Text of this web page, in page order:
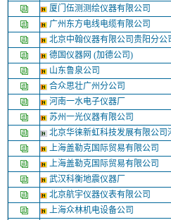
厦门伍测测绘仪器有限公司
广州东方电线电缆有限公司
北京中翰仪器有限公司贵阳分公
德国仪器网 (加德公司)
山东鲁泉公司
合众思壮广州分公司
河南一水电子仪器厂
苏州一光仪器有限公司
北京华徕新虹科技发展有限公
上海盖勒克国际贸易有限公司
上海盖勒克国际贸易有限公司
武汉科衡地震仪器厂
北京航宇仪器仪表有限公司
上海众林机电设备公司